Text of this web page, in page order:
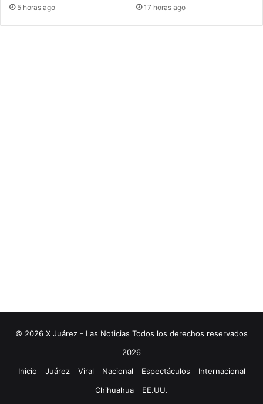
5 horas ago 17 horas ago
© 2026 X Juárez - Las Noticias Todos los derechos reservados
2026
Inicio
Juárez Viral Nacional Espectáculos
Internacional
Chihuahua
EE.UU.